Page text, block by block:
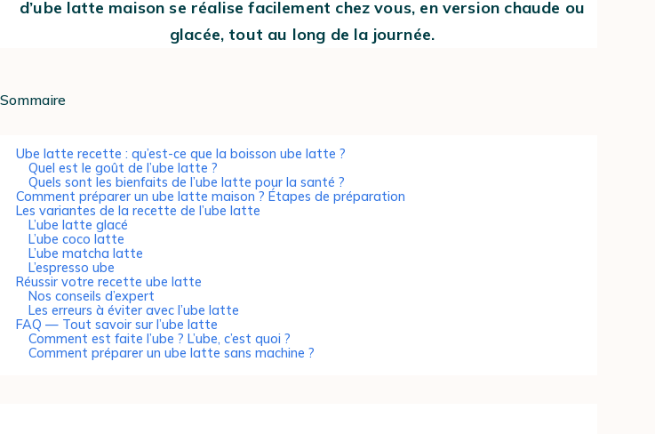
d’ube latte maison se réalise facilement chez vous, en version chaude ou
glacée, tout au long de la journée.
Sommaire
Ube latte recette : qu’est-ce que la boisson ube latte ?
Quel est le goût de l’ube latte ?
Quels sont les bienfaits de l’ube latte pour la santé ?
Comment préparer un ube latte maison ? Étapes de préparation
Les variantes de la recette de l’ube latte
L’ube latte glacé
L’ube coco latte
L’ube matcha latte
L’espresso ube
Réussir votre recette ube latte
Nos conseils d’expert
Les erreurs à éviter avec l’ube latte
FAQ — Tout savoir sur l’ube latte
Comment est faite l’ube ? L’ube, c’est quoi ?
Comment préparer un ube latte sans machine ?